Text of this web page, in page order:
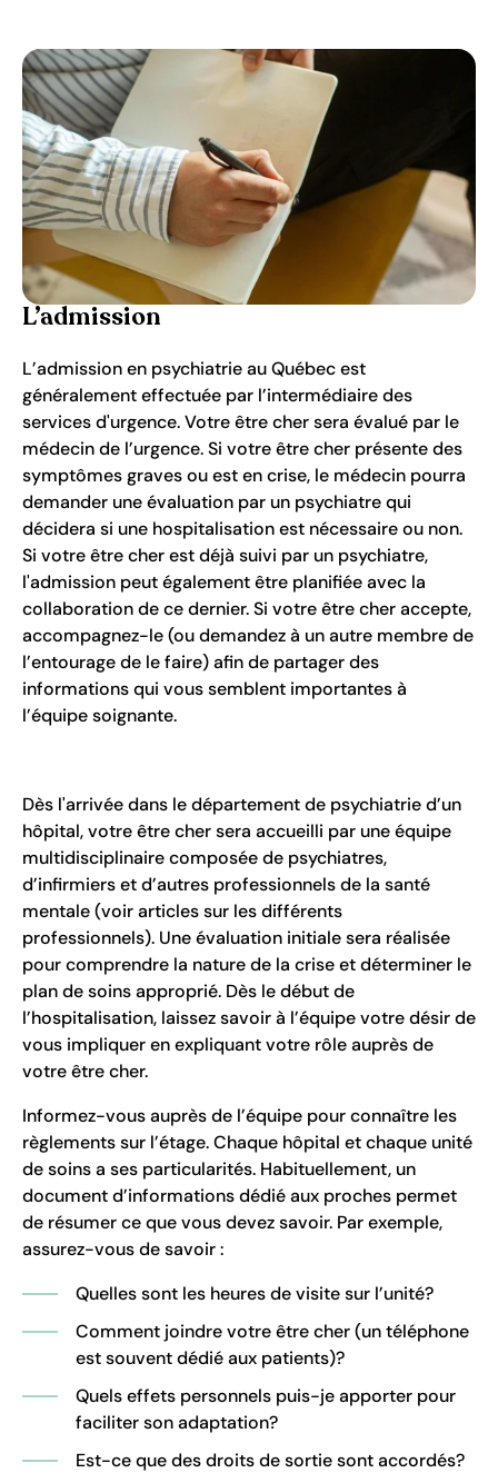
L’admission
L’admission en psychiatrie au Québec est
généralement effectuée par l’intermédiaire des
services d'urgence. Votre être cher sera évalué par le
médecin de l’urgence. Si votre être cher présente des
symptômes graves ou est en crise, le médecin pourra
demander une évaluation par un psychiatre qui
décidera si une hospitalisation est nécessaire ou non.
Si votre être cher est déjà suivi par un psychiatre,
l'admission peut également être planifiée avec la
collaboration de ce dernier. Si votre être cher accepte,
accompagnez-le (ou demandez à un autre membre de
l’entourage de le faire) afin de partager des
informations qui vous semblent importantes à
l’équipe soignante.
Dès l'arrivée dans le département de psychiatrie d’un
hôpital, votre être cher sera accueilli par une équipe
multidisciplinaire composée de psychiatres,
d’infirmiers et d’autres professionnels de la santé
mentale (voir articles sur les différents
professionnels). Une évaluation initiale sera réalisée
pour comprendre la nature de la crise et déterminer le
plan de soins approprié. Dès le début de
l’hospitalisation, laissez savoir à l’équipe votre désir de
vous impliquer en expliquant votre rôle auprès de
votre être cher.
Informez-vous auprès de l’équipe pour connaître les
règlements sur l’étage. Chaque hôpital et chaque unité
de soins a ses particularités. Habituellement, un
document d’informations dédié aux proches permet
de résumer ce que vous devez savoir. Par exemple,
assurez-vous de savoir :
Quelles sont les heures de visite sur l’unité?
Comment joindre votre être cher (un téléphone
est souvent dédié aux patients)?
Quels effets personnels puis-je apporter pour
faciliter son adaptation?
Est-ce que des droits de sortie sont accordés?